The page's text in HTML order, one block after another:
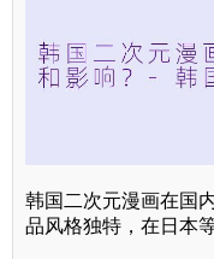
韩国二次元漫画在国
品风格独特，在日本